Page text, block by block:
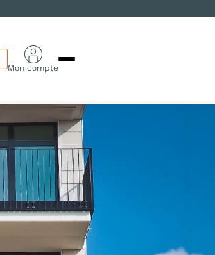
Mon compte